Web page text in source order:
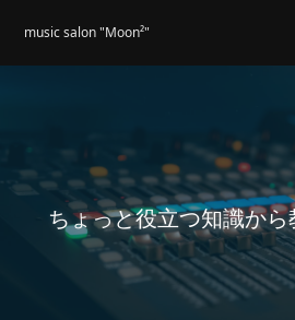
music salon "Moon²"
ちょっと役立つ知識か